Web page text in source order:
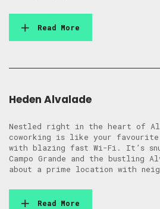
Read More
Heden Alvalade
Nestled right in the heart of
coworking is like your favourite
with blazing fast Wi-Fi. It’s
Campo Grande and the bustling
about a prime location with
Read More